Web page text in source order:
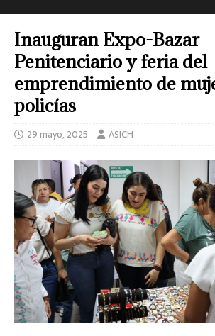
Inauguran Expo-Bazar
Penitenciario y feria del
emprendimiento de
policías
29 mayo, 2025 ASICH